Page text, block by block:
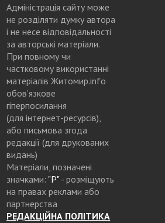
Адміністрація сайту може
не розділяти думку автора
і не несе відповідальності
за авторські матеріали.
При повному чи
частковому використанні
матеріалів Житомир.info
обов’язкове
гіперпосилання
(для інтернет-ресурсів),
або письмова згода
редакції (для друкованих
видань)
Матеріали, позначені
значками: "Р"- розміщують
на правах реклами або
партнерства
РЕДАКЦІЙНА ПОЛІТИКА